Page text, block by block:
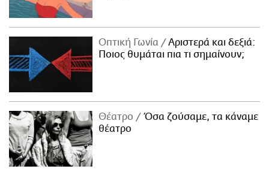
Οπτική Γωνία
Αριστερά και δεξιά:
Ποιος θυμάται πια τι σημαίνουν;
Θέατρο
Όσα ζούσαμε, τα κάναμε
θέατρο